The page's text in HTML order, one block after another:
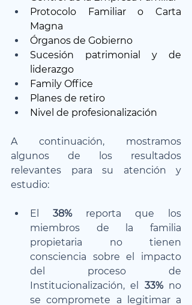
Protocolo Familiar o Carta
Magna
Órganos de Gobierno
Sucesión patrimonial y de
liderazgo
Family Office
Planes de retiro
Nivel de profesionalización
A continuación, mostramos
algunos de los resultados
relevantes para su atención y
estudio:
El 38% reporta que los
miembros de la familia
propietaria no tienen
consciencia sobre el impacto
del proceso de
Institucionalización, el
33% no
se compromete a legitimar a